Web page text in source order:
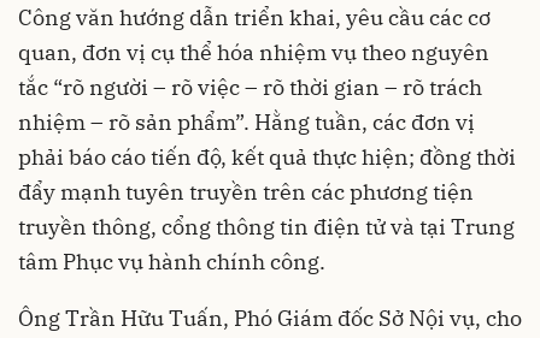
Công văn hướng dẫn triển khai, yêu cầu các cơ
quan, đơn vị cụ thể hóa nhiệm vụ theo nguyên
tắc “rõ người – rõ việc – rõ thời gian – rõ trách
nhiệm – rõ sản phẩm”. Hằng tuần, các đơn vị
phải báo cáo tiến độ, kết quả thực hiện; đồng thời
đẩy mạnh tuyên truyền trên các phương tiện
truyền thông, cổng thông tin điện tử và tại Trung
tâm Phục vụ hành chính công.
Ông Trần Hữu Tuấn, Phó Giám đốc Sở Nội vụ, cho